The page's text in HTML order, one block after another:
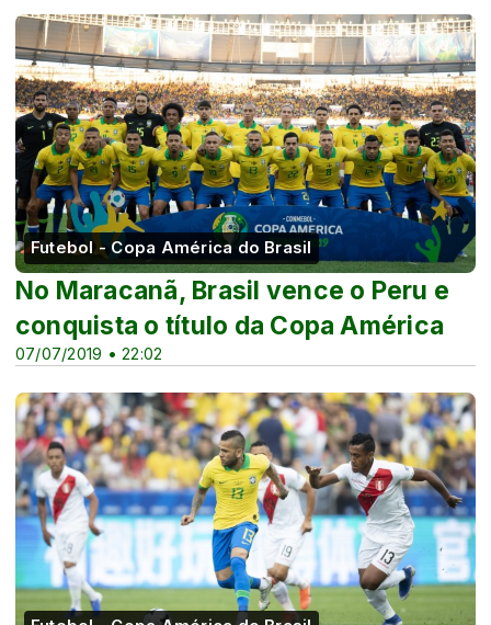
Futebol - Copa América do Brasil
07/07/2019 • 22:02
No Maracanã, Brasil vence o Peru e
conquista o título da Copa América